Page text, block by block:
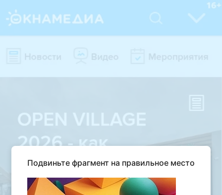
Подвиньте фрагмент на правильное место